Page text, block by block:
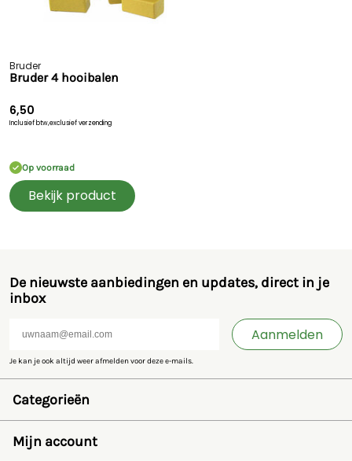
Bruder
Bruder 4 hooibalen
6,50
Inclusief btw,exclusief verzending
Op voorraad
Bekijk product
De nieuwste aanbiedingen en updates, direct in je
inbox
Aanmelden
Je kan je ook altijd weer afmelden voor deze e-mails.
Categorieën
Bruder
SIKU
Mijn account